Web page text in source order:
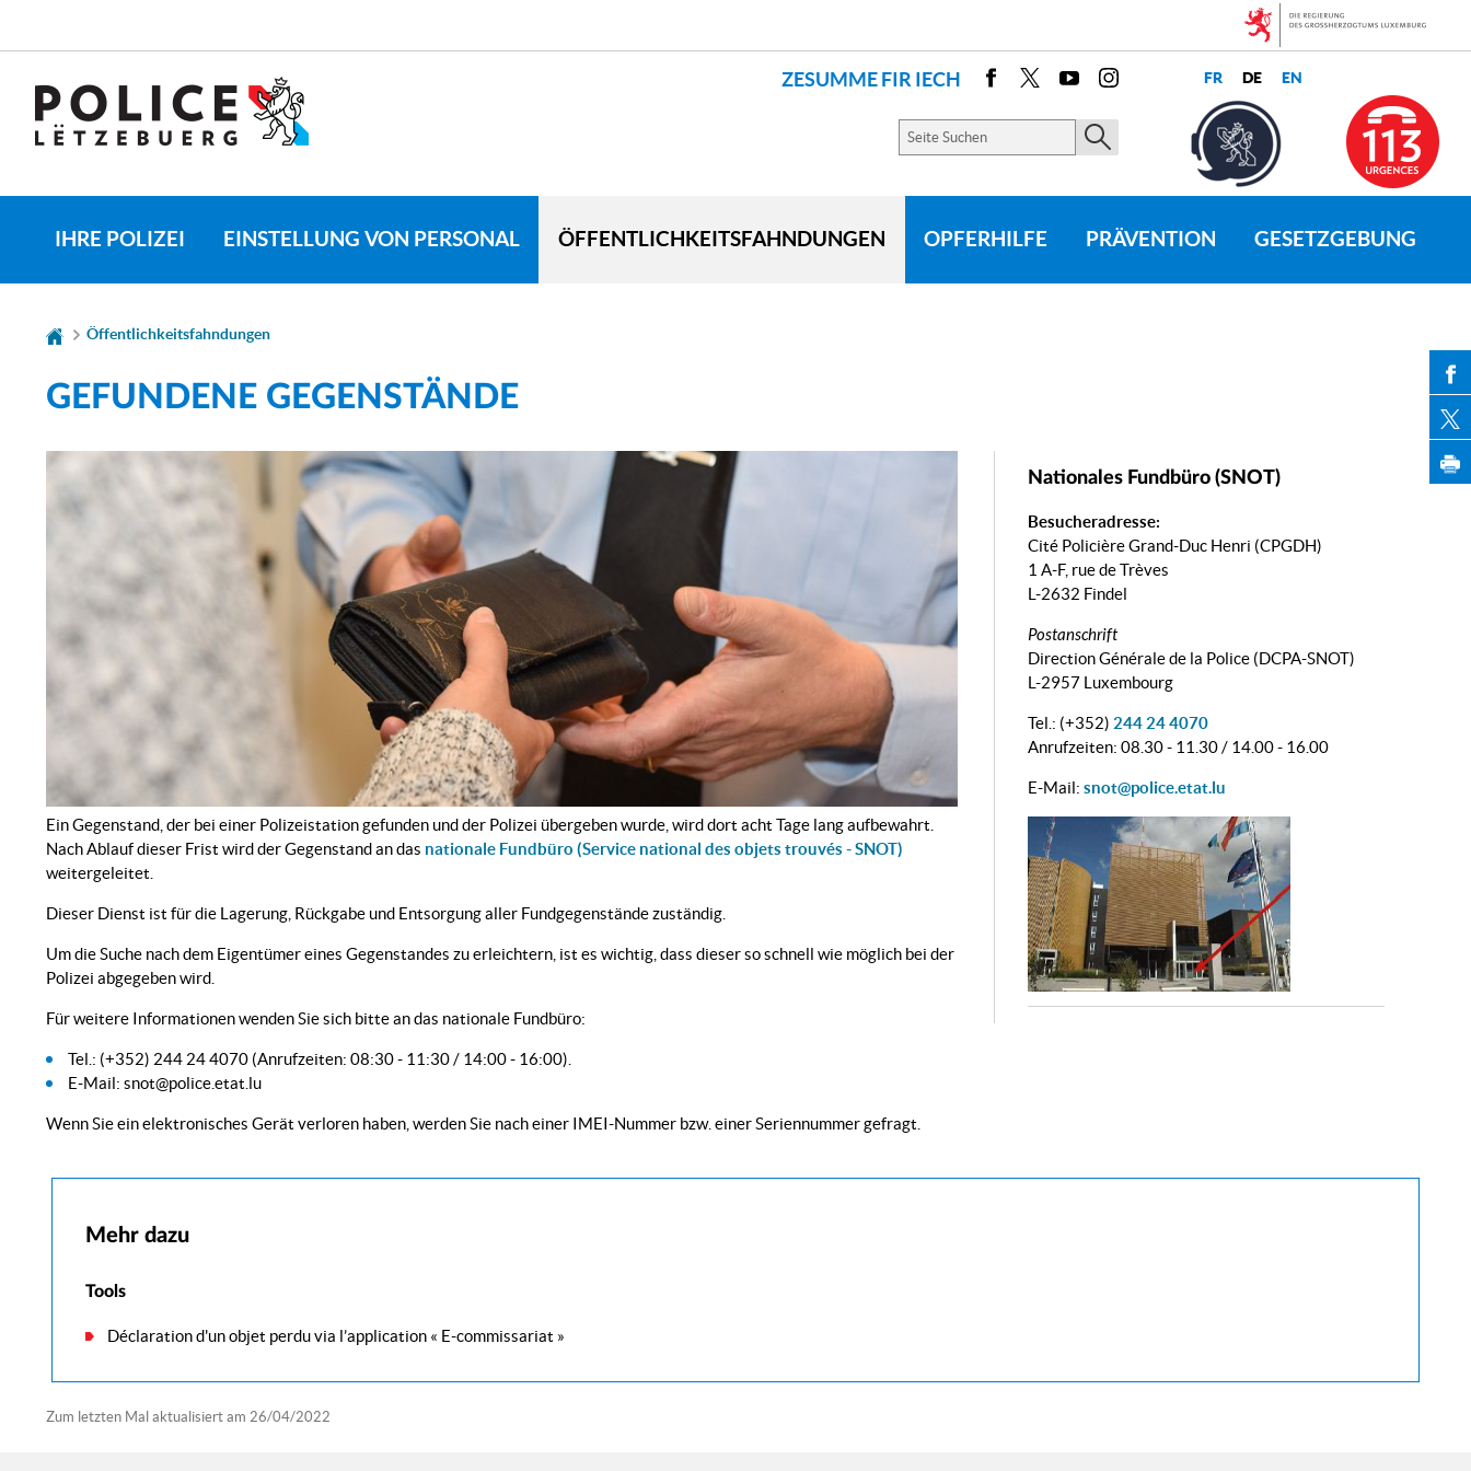
ZESUMME FIR IECH Facebook Youtube
WECHSELN
IHRE POLIZEI EINSTELLUNG VON PERSONAL ÖFFENTLICHKEITSFAHNDUNGEN OPFERHILFE PRÄVENTION GESETZGEBUNG
Seite
Suchen
Öffentlichkeitsfahndungen
GEFUNDENE GEGENSTÄNDE
Ein Gegenstand, der bei einer Polizeistation gefunden und der Polizei übergeben wurde, wird dort acht Tage lang aufbewahrt.
Nach Ablauf dieser Frist wird der Gegenstand an das nationale Fundbüro (Service national des objets trouvés - SNOT)
weitergeleitet.
Dieser Dienst ist für die Lagerung, Rückgabe und Entsorgung aller Fundgegenstände zuständig.
Um die Suche nach dem Eigentümer eines Gegenstandes zu erleichtern, ist es wichtig, dass dieser so schnell wie möglich bei der
Polizei abgegeben wird.
Für weitere Informationen wenden Sie sich bitte an das nationale Fundbüro:
Tel.: (+352) 244 24 4070 (Anrufzeiten: 08:30 - 11:30 / 14:00 - 16:00).
E-Mail: snot@police.etat.lu
Wenn Sie ein elektronisches Gerät verloren haben, werden Sie nach einer IMEI-Nummer bzw. einer Seriennummer gefragt.
Nationales Fundbüro (SNOT)
Besucheradresse:
Cité Policière Grand-Duc Henri (CPGDH)
1 A-F, rue de Trèves
L-2632 Findel
Postanschrift
Direction Générale de la Police (DCPA-SNOT)
L-2957 Luxembourg
Tel.: (+352) 244 24 4070
Anrufzeiten: 08.30 - 11.30 / 14.00 - 16.00
E-Mail: snot@police.etat.lu
Mehr dazu
Tools
Déclaration d'un objet perdu via l’application « E-commissariat »
Zum letzten Mal aktualisiert am 26/04/2022